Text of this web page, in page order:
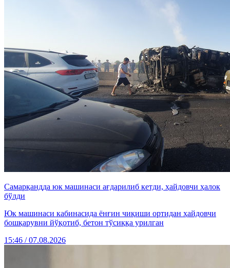
Самарқандда юк машинаси ағдарилиб кетди, ҳайдовчи ҳалок
бўлди
Юк машинаси кабинасида ёнғин чиқиши ортидан ҳайдовчи
бошқарувни йўқотиб, бетон тўсиққа урилган
15:46 / 07.08.2026